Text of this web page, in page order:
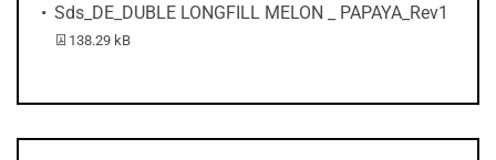
Sds_DE_DUBLE LONGFILL MELON _ PAPAYA_Rev1
PDF-Datei:
138.29 kB